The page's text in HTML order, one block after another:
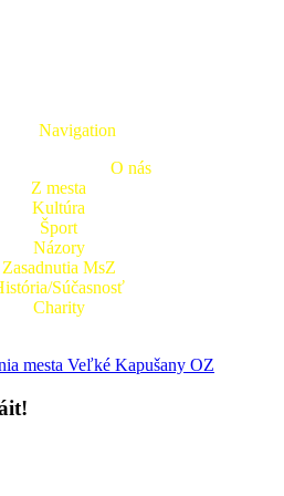
Navigation
O nás
Z mesta
Kultúra
Šport
Názory
Zasadnutia MsZ
Súčasnosť
Charity
mesta Veľké Kapušany OZ